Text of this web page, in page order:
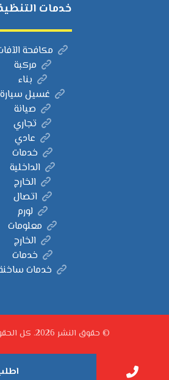
خدمات
مكافحة
مركبة
بناء
غسيل سيارة
صيانة
تجاري
عادي
خدمات
الداخلية
الخارج
اتصال
لورم
معلومات
الخارج
خدمات
خدمات
© حقوق النشر 2026. كل الحقوق محفوظة.